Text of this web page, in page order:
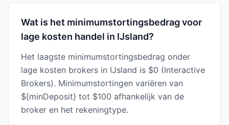
Wat is het minimumstortingsbedrag voor
lage kosten handel in IJsland?
Het laagste minimumstortingsbedrag onder
lage kosten brokers in IJsland is $0 (Interactive
Brokers). Minimumstortingen variëren van
${minDeposit} tot $100 afhankelijk van de
broker en het rekeningtype.